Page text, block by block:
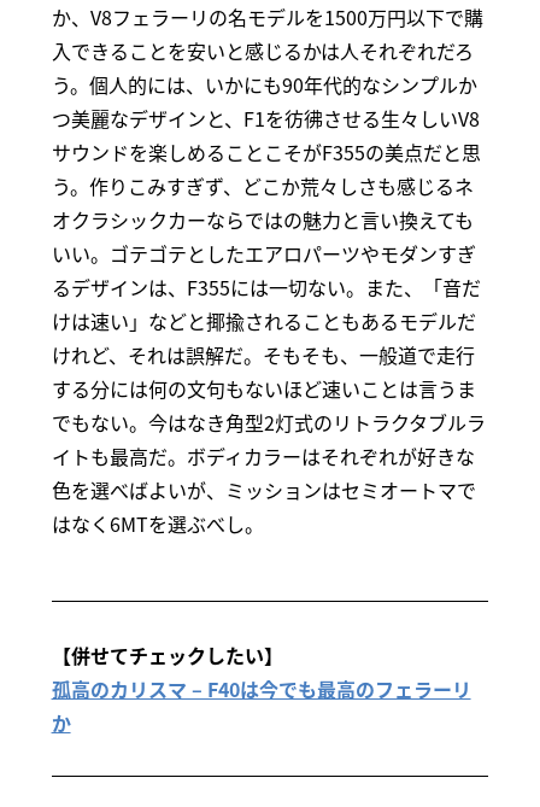
か、V8フェラーリの名モデルを1500万円以下で購
入できることを安いと感じるかは人それぞれだろ
う。個人的には、いかにも90年代的なシンプルか
つ美麗なデザインと、F1を彷彿させる生々しいV8
サウンドを楽しめることこそがF355の美点だと思
う。作りこみすぎず、どこか荒々しさも感じるネ
オクラシックカーならではの魅力と言い換えても
いい。ゴテゴテとしたエアロパーツやモダンすぎ
るデザインは、F355には一切ない。また、「音だ
けは速い」などと揶揄されることもあるモデルだ
けれど、それは誤解だ。そもそも、一般道で走行
する分には何の文句もないほど速いことは言うま
でもない。今はなき角型2灯式のリトラクタブルラ
イトも最高だ。ボディカラーはそれぞれが好きな
色を選べばよいが、ミッションはセミオートマで
はなく6MTを選ぶべし。
【併せてチェックしたい】
孤高のカリスマ – F40は今でも最高のフェラーリ
か